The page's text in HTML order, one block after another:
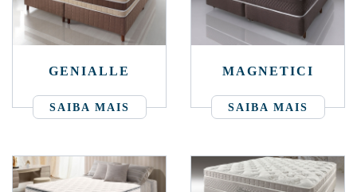
GENIALLE
SAIBA MAIS
MAGNETICI
SAIBA MAIS